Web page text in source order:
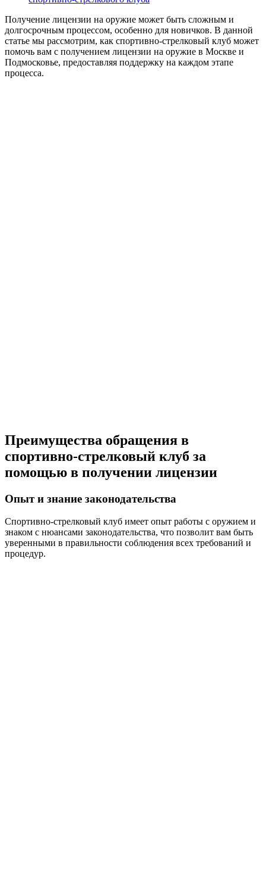
Получение лицензии на оружие может быть сложным и
долгосрочным процессом, особенно для новичков. В данной
статье мы рассмотрим, как спортивно-стрелковый клуб может
помочь вам с получением лицензии на оружие в Москве и
Подмосковье, предоставляя поддержку на каждом этапе
процесса.
Преимущества обращения в
спортивно-стрелковый клуб за
помощью в получении лицензии
Опыт и знание законодательства
Спортивно-стрелковый клуб имеет опыт работы с оружием и
знаком с нюансами законодательства, что позволит вам быть
уверенными в правильности соблюдения всех требований и
процедур.